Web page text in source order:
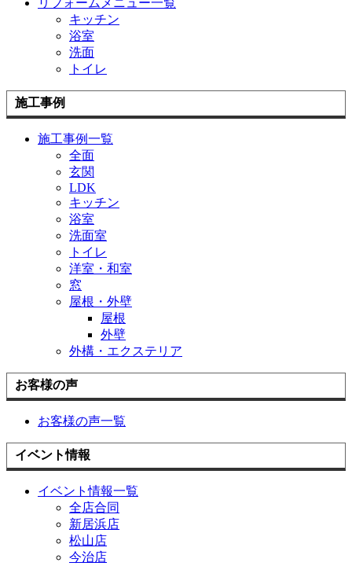
リフォームメニュー一覧
キッチン
浴室
洗面
トイレ
施工事例
施工事例一覧
全面
玄関
LDK
キッチン
浴室
洗面室
トイレ
洋室・和室
窓
屋根・外壁
屋根
外壁
外構・エクステリア
お客様の声
お客様の声一覧
イベント情報
イベント情報一覧
全店合同
新居浜店
松山店
今治店